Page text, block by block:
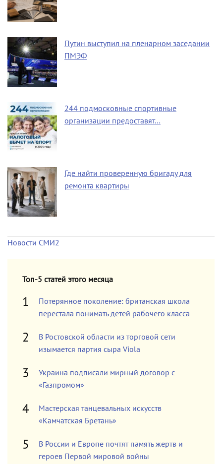
Путин выступил на пленарном заседании
ПМЭФ
244 подмосковные спортивные
организации предоставят…
Где найти проверенную бригаду для
ремонта квартиры
Новости СМИ2
Топ-5 статей этого месяца
Потерянное поколение: британская школа
перестала понимать детей рабочего класса
В Ростовской области из торговой сети
изымается партия сыра Viola
Украина подписали мирный договор с
«Газпромом»
Мастерская танцевальных искусств
«Камчатская Бретань»
В России и Европе почтят память жертв и
героев Первой мировой войны